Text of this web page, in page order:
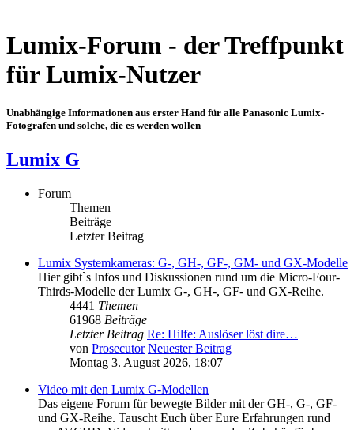
Lumix-Forum - der Treffpunkt
für Lumix-Nutzer
Unabhängige Informationen aus erster Hand für alle Panasonic Lumix-
Fotografen und solche, die es werden wollen
Lumix G
Forum
Themen
Beiträge
Letzter Beitrag
Lumix Systemkameras: G-, GH-, GF-, GM- und GX-Modelle
Hier gibt`s Infos und Diskussionen rund um die Micro-Four-
Thirds-Modelle der Lumix G-, GH-, GF- und GX-Reihe.
4441 Themen
61968 Beiträge
Letzter Beitrag Re: Hilfe: Auslöser löst dire…
von Prosecutor Neuester Beitrag
Montag 3. August 2026, 18:07
Video mit den Lumix G-Modellen
Das eigene Forum für bewegte Bilder mit der GH-, G-, GF-
und GX-Reihe. Tauscht Euch über Eure Erfahrungen rund